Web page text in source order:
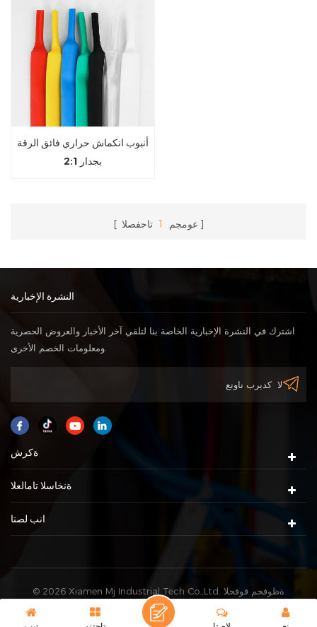
أنبوب انكماش حراري فائق الرقة
بجدار 2:1
عومجم 1 تاحفصلا
النشرة الإخبارية
اشترك في النشرة الإخبارية الخاصة بنا لتلقي آخر الأخبار والعروض الحصرية
ةكرش
ةنخاسلا تامالعلا
انب لصتا
© 2026 Xiamen Mj Industrial Tech Co.,Ltd. ةظوفحم قوقحلا
pametis ةطيرخ XML